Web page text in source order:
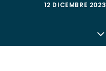
12 DICEMBRE 2023